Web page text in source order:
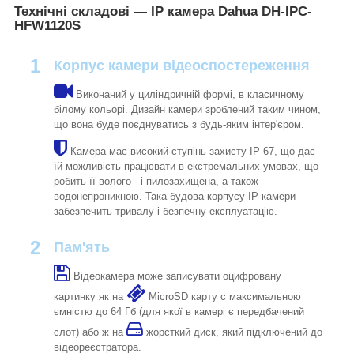
Технічні складові — IP камера Dahua DH-IPC-
HFW1120S
1 Корпус камери відеоспостереження
Виконаний у циліндричній формі, в класичному
білому кольорі. Дизайн камери зроблений таким чином,
що вона буде поєднуватись з будь-яким інтер'єром.
Камера має високий ступінь захисту IP-67, що дає
їй можливість працювати в екстремальних умовах, що
робить її волого - і пилозахищена, а також
водонепроникною. Така будова корпусу IP камери
забезпечить тривалу і безпечну експлуатацію.
2 Пам'ять
Відеокамера може записувати оцифровану
картинку як на
MicroSD карту c максимальною
ємністю до 64 Гб (для якої в камері є передбачений
слот) або ж на
жорсткий диск, який підключений до
відеореєстратора.